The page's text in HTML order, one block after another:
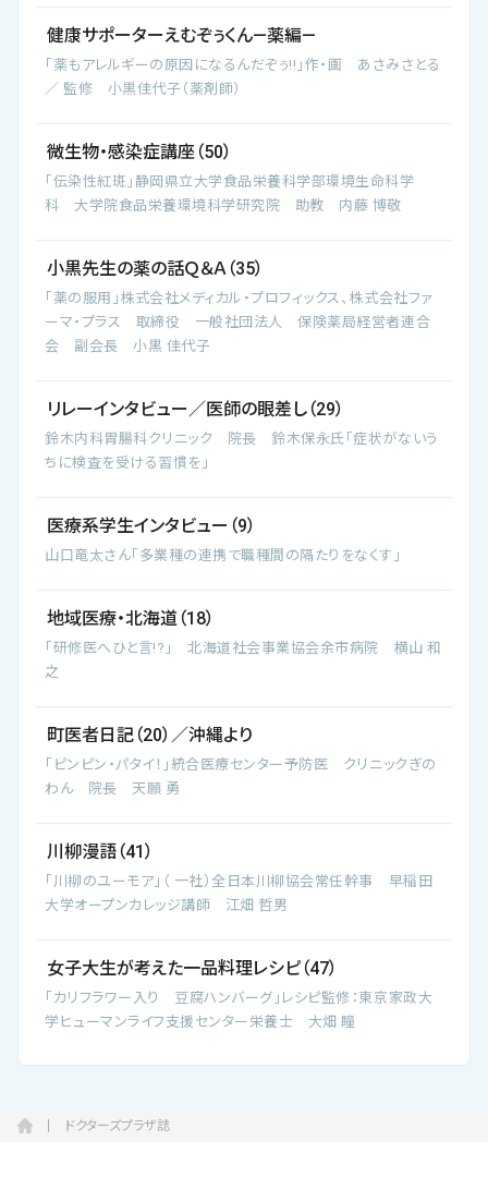
健康サポーターえむぞぅくん―薬編―
「薬もアレルギーの原因になるんだぞぅ!!」作・画 あさみさとる
／ 監修 小黒佳代子（薬剤師）
微生物・感染症講座（50）
「伝染性紅斑」静岡県立大学食品栄養科学部環境生命科学
科 大学院食品栄養環境科学研究院 助教 内藤 博敬
小黒先生の薬の話Ｑ＆Ａ（35）
「薬の服用」株式会社メディカル・プロフィックス、株式会社ファ
ーマ・プラス 取締役 一般社団法人 保険薬局経営者連合
会 副会長 小黒 佳代子
リレーインタビュー／医師の眼差し（29）
鈴木内科胃腸科クリニック 院長 鈴木保永氏「症状がないう
ちに検査を受ける習慣を」
医療系学生インタビュー（9）
山口竜太さん「多業種の連携で職種間の隔たりをなくす」
地域医療・北海道（18）
「研修医へひと言!?」 北海道社会事業協会余市病院 横山 和
之
町医者日記（20）／沖縄より
「ピンピン・パタイ！」統合医療センター予防医 クリニックぎの
わん 院長 天願 勇
川柳漫語（41）
「川柳のユーモア」（ 一社）全日本川柳協会常任幹事 早稲田
大学オープンカレッジ講師 江畑 哲男
女子大生が考えた一品料理レシピ（47）
「カリフラワー入り 豆腐ハンバーグ」レシピ監修：東京家政大
学ヒューマンライフ支援センター栄養士 大畑 瞳
ドクターズプラザ誌